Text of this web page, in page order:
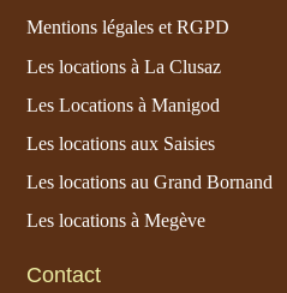
Mentions légales et RGPD
Les locations à La Clusaz
Les Locations à Manigod
Les locations aux Saisies
Les locations au Grand Bornand
Les locations à Megève
Contact